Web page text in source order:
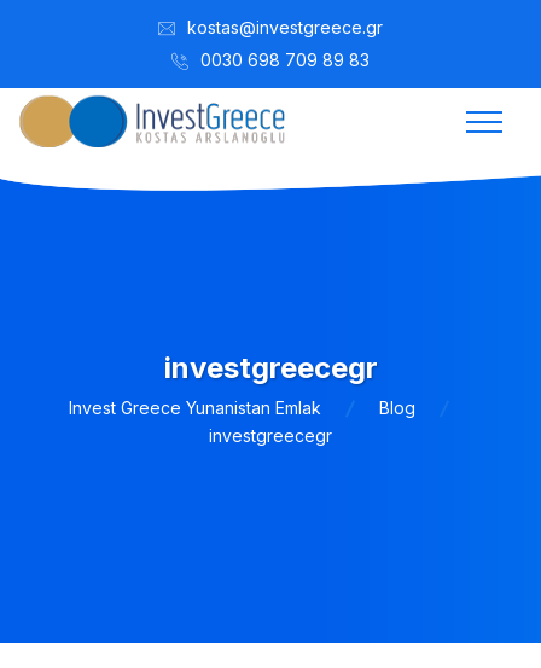
kostas@investgreece.gr
0030 698 709 89 83
investgreecegr
Invest Greece Yunanistan Emlak
Blog
investgreecegr